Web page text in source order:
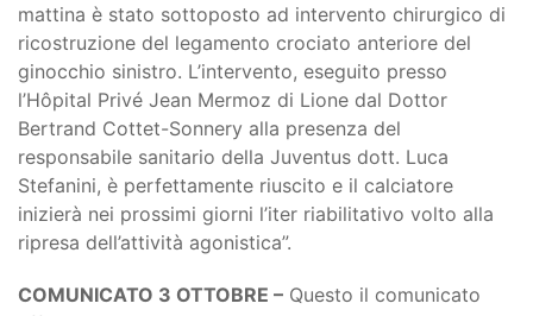
mattina è stato sottoposto ad intervento chirurgico di
ricostruzione del legamento crociato anteriore del
ginocchio sinistro. L’intervento, eseguito presso
l’Hôpital Privé Jean Mermoz di Lione dal Dottor
Bertrand Cottet-Sonnery alla presenza del
responsabile sanitario della Juventus dott. Luca
Stefanini, è perfettamente riuscito e il calciatore
inizierà nei prossimi giorni l’iter riabilitativo volto alla
ripresa dell’attività agonistica”.
COMUNICATO 3 OTTOBRE – Questo il comunicato